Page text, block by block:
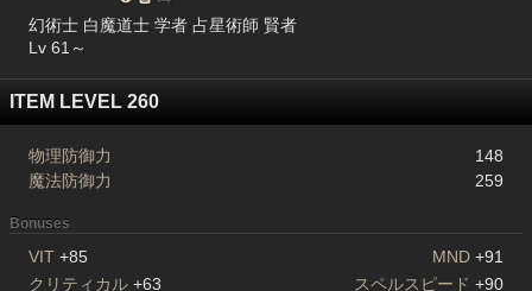
幻術士 白魔道士 学者 占星術師 賢者
Lv 61～
ITEM LEVEL 260
物理防御力
148
魔法防御力
259
Bonuses
VIT +85 MND +91
クリティカル +63 スペルスピード +90